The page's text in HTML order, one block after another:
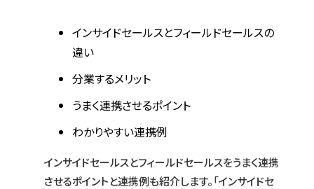
インサイドセールスとフィールドセールスの
違い
分業するメリット
うまく連携させるポイント
わかりやすい連携例
インサイドセールスとフィールドセールスをうまく連携
させるポイントと連携例も紹介します。「インサイドセ